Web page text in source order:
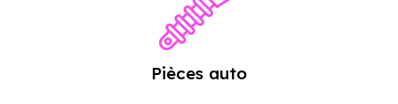
Pièces auto